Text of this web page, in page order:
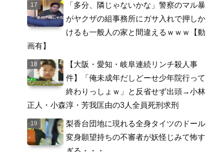
「多分、隣じゃないかな」警察のマル暴
がヤクザの組事務所にガサ入れで押しか
けるも一般人の家と間違えるｗｗｗ【動
画有】
【大阪・愛知・岐阜連続リンチ殺人事
件】「俺未成年だしどーせ少年院行って
終わりっしょｗ」と反省せず出頭→小林
正人・小森淳・芳我匡由の3人全員死刑求刑
梨香台団地に現れる全身タイツのドール
変身願望持ちの不審者が妖怪じみて怖す